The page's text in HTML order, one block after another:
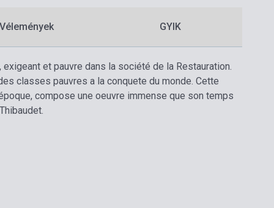
Vélemények GYIK
exigeant et pauvre dans la société de la Restauration.
classes pauvres a la conquete du monde. Cette
compose une oeuvre immense que son temps